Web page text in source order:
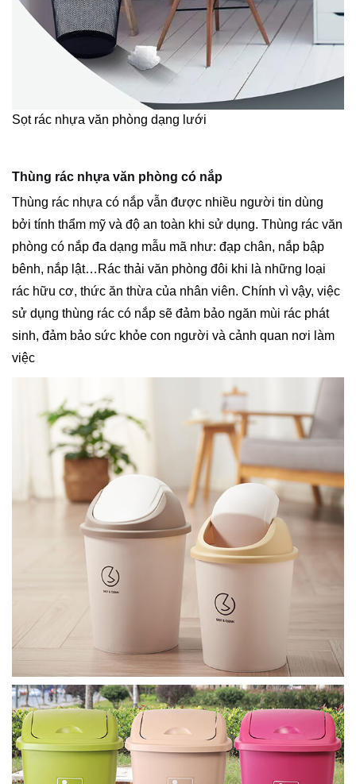
Sọt rác nhựa văn phòng dạng lưới
Thùng rác nhựa văn phòng có nắp
Thùng rác nhựa có nắp vẫn được nhiều người tin dùng
bởi tính thẩm mỹ và độ an toàn khi sử dụng. Thùng rác văn
phòng có nắp đa dạng mẫu mã như: đạp chân, nắp bập
bênh, nắp lật…Rác thải văn phòng đôi khi là những loại
rác hữu cơ, thức ăn thừa của nhân viên. Chính vì vậy, việc
sử dụng thùng rác có nắp sẽ đảm bảo ngăn mùi rác phát
sinh, đảm bảo sức khỏe con người và cảnh quan nơi làm
việc